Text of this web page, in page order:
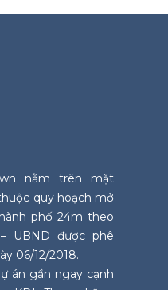
nằm trên mặt
quy hoạch mở
phố 24m theo
UBND được phê
06/12/2018.
án gần ngay cạnh